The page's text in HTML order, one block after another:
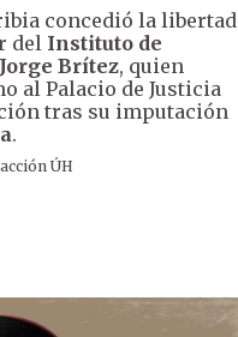
concedió la libertad
del Instituto de
Jorge Brítez, quien
al Palacio de Justicia
tras su imputación
.
ÚH